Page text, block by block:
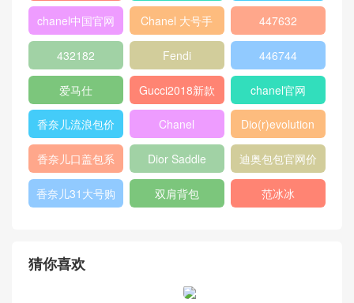
chanel中国官网
包
Chanel 大号手
提包
447632
432182 Fendi 446744
爱马仕
Gucci2018新款
女包
chanel官网
香奈儿流浪包价
格
Chanel
Gabrielle小号流
浪包
Dio(r)evolution
香奈儿口盖包系
列
Dior Saddle
Bag
迪奥包包官网价
格
香奈儿31大号购
双肩背包 范冰冰
猜你喜欢